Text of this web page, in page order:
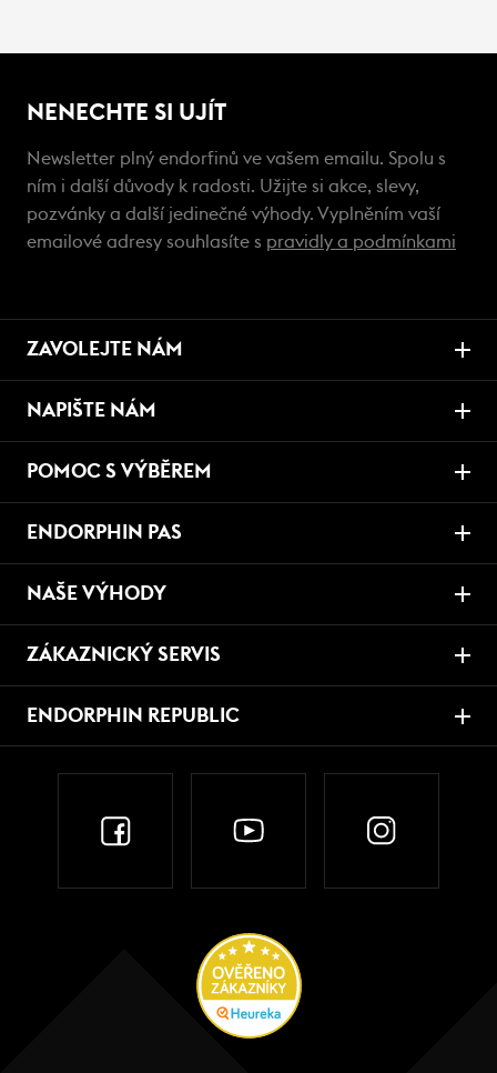
NENECHTE SI UJÍT
Newsletter plný endorfinů ve vašem emailu. Spolu s
ním i další důvody k radosti. Užijte si akce, slevy,
pozvánky a další jedinečné výhody. Vyplněním vaší
emailové adresy souhlasíte s pravidly a podmínkami
ZAVOLEJTE NÁM
NAPIŠTE NÁM
POMOC S VÝBĚREM
ENDORPHIN PAS
NAŠE VÝHODY
ZÁKAZNICKÝ SERVIS
ENDORPHIN REPUBLIC